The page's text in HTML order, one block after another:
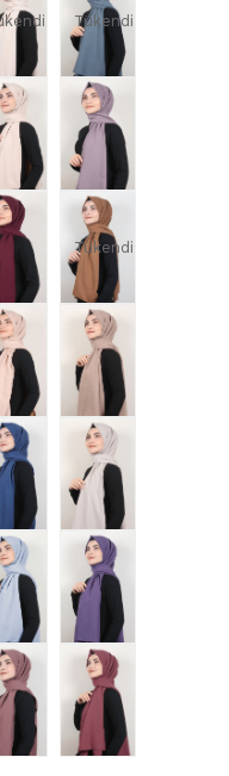
Tükendi
Tükendi